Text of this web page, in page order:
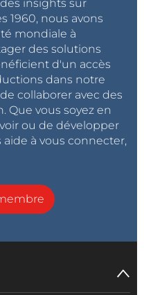
insights sur
1960, nous avons
mondiale à
des solutions
d'un accès
dans notre
collaborer avec des
Que vous soyez en
ou de développer
à vous connecter,